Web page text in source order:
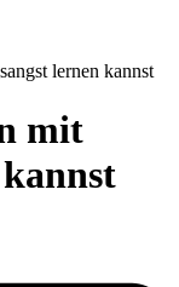
lernen kannst
mit